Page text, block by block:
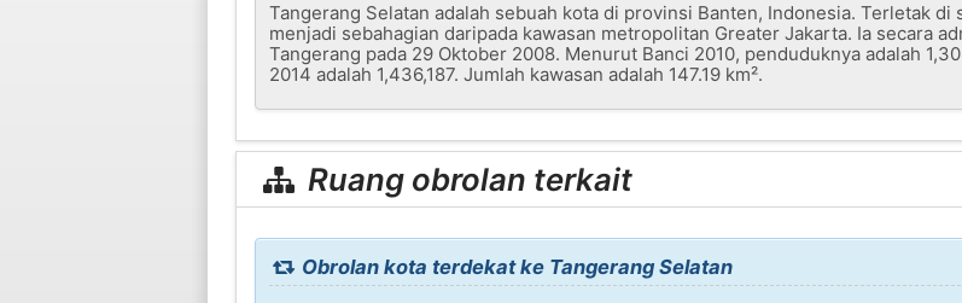
Tangerang Selatan adalah sebuah kota di provinsi Banten, Indonesia. Terletak di
menjadi sebahagian daripada kawasan metropolitan Greater Jakarta. Ia secara
Tangerang pada 29 Oktober 2008. Menurut Banci 2010, penduduknya adalah
2014 adalah 1,436,187. Jumlah kawasan adalah 147.19 km².
Ruang obrolan terkait
Obrolan kota terdekat ke Tangerang Selatan